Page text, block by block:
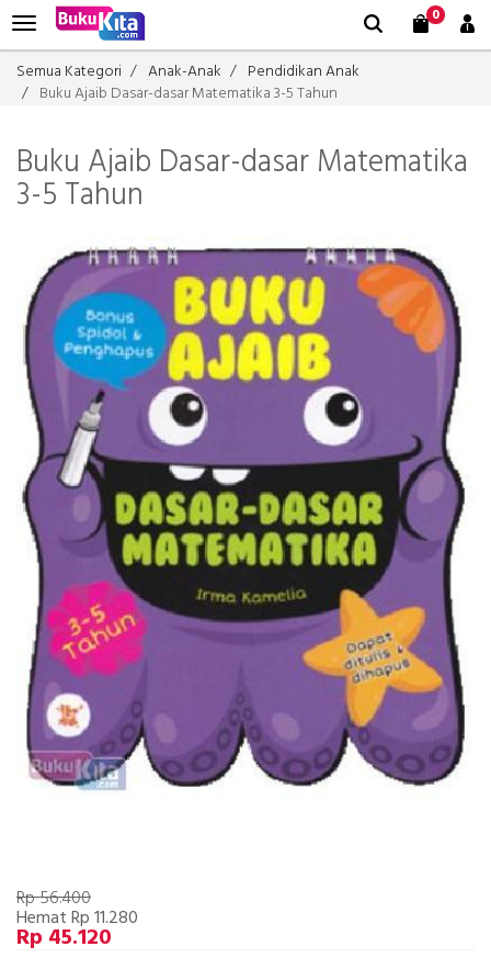
0
Semua Kategori Anak-Anak
Pendidikan Anak
Buku Ajaib Dasar-dasar Matematika 3-5 Tahun
Buku Ajaib Dasar-dasar Matematika
3-5 Tahun
Rp 56.400
Hemat Rp 11.280
Rp 45.120